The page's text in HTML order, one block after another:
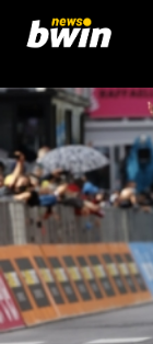
contenuto